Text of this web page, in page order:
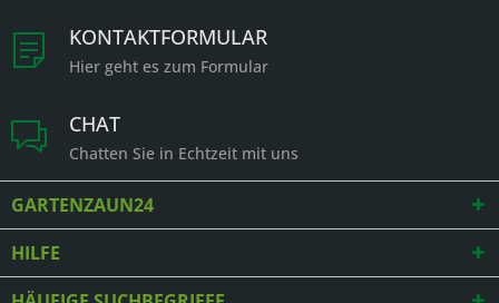
KONTAKTFORMULAR
Hier geht es zum Formular
CHAT
Chatten Sie in Echtzeit mit uns
GARTENZAUN24
HILFE